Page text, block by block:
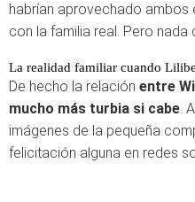
habrían aprovechado ambos
con la familia real. Pero nada
La realidad familiar cuando
De hecho la relación entre
mucho más turbia si cabe.
imágenes de la pequeña
felicitación alguna en redes